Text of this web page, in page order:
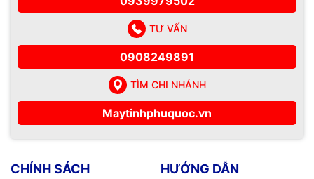
Phù hợp: Công ty, cửa hàng, doanh nghiệp vừa.
- Bảo trì định kỳ theo tháng hoặc quý.
- Kiểm tra, xử lý lỗi phát sinh trong quá trình sử dụng.
TƯ VẤN
0908249891
TÌM CHI NHÁNH
Maytinhphuquoc.vn
CHÍNH SÁCH HƯỚNG DẪN